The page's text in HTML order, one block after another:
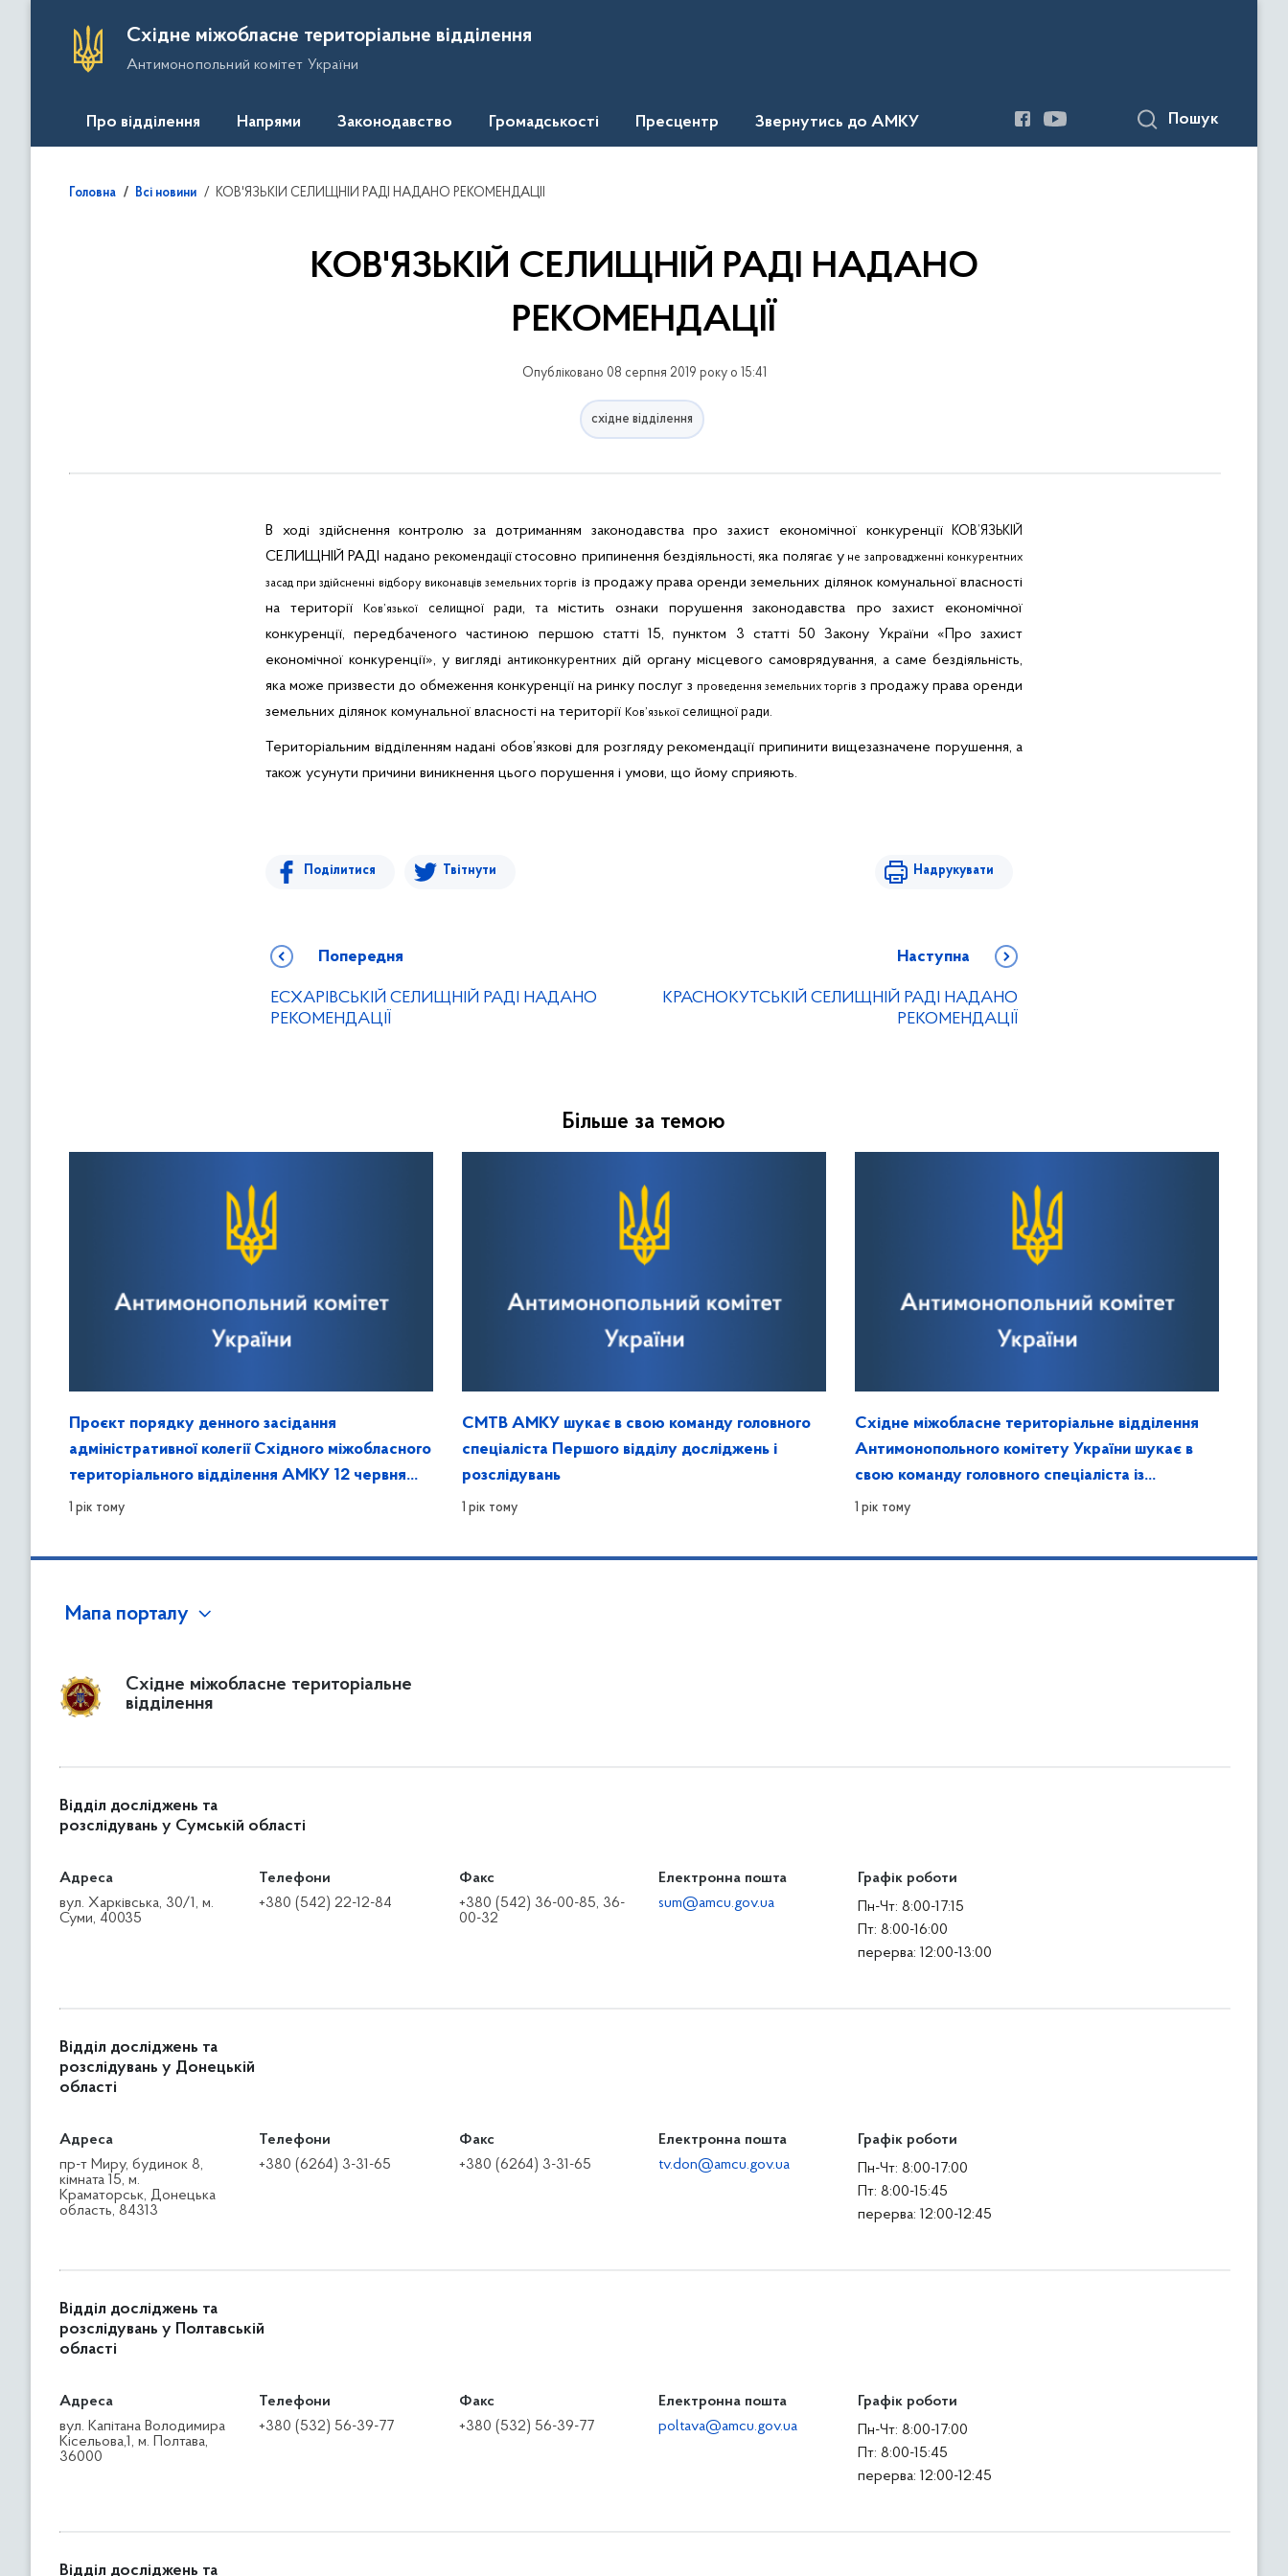
Східне міжобласне територіальне відділення
Антимонопольний комітет України
Про відділення Напрями Законодавство Громадськості Пресцентр Звернутись до АМКУ Пошук
Головна Всі новини КОВ'ЯЗЬКІЙ СЕЛИЩНІЙ РАДІ НАДАНО РЕКОМЕНДАЦІЇ
КОВ'ЯЗЬКІЙ СЕЛИЩНІЙ РАДІ НАДАНО
РЕКОМЕНДАЦІЇ
Опубліковано 08 серпня 2019 року о 15:41
східне відділення
В ході здійснення контролю за дотриманням законодавства про захист економічної конкуренції КОВ’ЯЗЬКІЙ
СЕЛИЩНІЙ РАДІ надано рекомендаціїстосовно припинення бездіяльності, яка полягає у не запровадженні конкурентних
засад при здійсненні відбору виконавців земельних торгів із продажу права оренди земельних ділянок комунальної власності
на території
Ков’язької селищної ради, та містить ознаки порушення
законодавства про захист економічної
конкуренції, передбаченого частиною першою статті 15, пунктом 3 статті 50 Закону України «Про захист
економічної конкуренції», у вигляді антиконкурентних дій органу місцевого самоврядування, а саме бездіяльність,
яка може призвести до обмеження конкуренції на ринку послуг з проведення земельних торгів з продажу права оренди
земельних ділянок комунальної власності на території Ков’язької селищної ради.
Територіальним відділенням надані обов’язкові для розгляду рекомендації припинити вищезазначене порушення, а
також усунути причини виникнення цього порушення і умови, що йому сприяють.
Поділитися Твітнути Надрукувати
Попередня
ЕСХАРІВСЬКІЙ СЕЛИЩНІЙ РАДІ НАДАНО
РЕКОМЕНДАЦІЇ
Наступна
КРАСНОКУТСЬКІЙ СЕЛИЩНІЙ РАДІ НАДАНО
РЕКОМЕНДАЦІЇ
Більше за темою
Проєкт порядку денного засідання
адміністративної колегії Східного міжобласного
територіального відділення АМКУ 12 червня
2025 року
1 рік тому
СМТВ АМКУ шукає в свою команду головного
спеціаліста Першого відділу досліджень і
розслідувань
1 рік тому
Східне міжобласне територіальне відділення
Антимонопольного комітету України шукає в
свою команду головного спеціаліста із
забезпечення захисту інформації та контролю
1 рік тому
Мапа порталу
Східне міжобласне територіальне
відділення
Відділ досліджень та
розслідувань у Сумській області
Адреса
вул. Харківська, 30/1, м.
Суми, 40035
Телефони
+380 (542) 22-12-84
Факс
+380 (542) 36-00-85, 36-
00-32
Електронна пошта
sum@amcu.gov.ua
Графік роботи
Пн-Чт: 8:00-17:15
Пт: 8:00-16:00
перерва: 12:00-13:00
Відділ досліджень та
розслідувань у Донецькій
області
Адреса
пр-т Миру, будинок 8,
кімната 15, м.
Краматорськ, Донецька
область, 84313
Телефони
+380 (6264) 3-31-65
Факс
+380 (6264) 3-31-65
Електронна пошта
tv.don@amcu.gov.ua
Графік роботи
Пн-Чт: 8:00-17:00
Пт: 8:00-15:45
перерва: 12:00-12:45
Відділ досліджень та
розслідувань у Полтавській
області
Адреса
вул. Капітана Володимира
Кісельова,1, м. Полтава,
36000
Телефони
+380 (532) 56-39-77
Факс
+380 (532) 56-39-77
Електронна пошта
poltava@amcu.gov.ua
Графік роботи
Пн-Чт: 8:00-17:00
Пт: 8:00-15:45
перерва: 12:00-12:45
Відділ досліджень та